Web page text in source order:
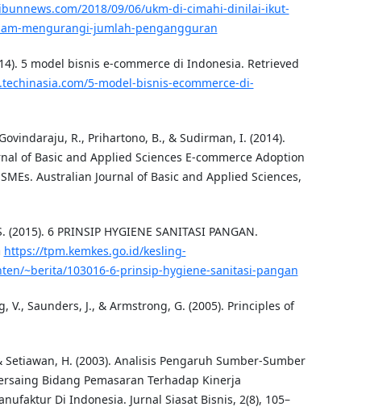
2018/09/06/ukm-di-cimahi-dinilai-ikut-
mengurangi-jumlah-pengangguran
5 model bisnis e-commerce di Indonesia. Retrieved
5-model-bisnis-ecommerce-di-
R., Prihartono, B., & Sudirman, I. (2014).
of Basic and Applied Sciences E-commerce Adoption
Australian Journal of Basic and Applied Sciences,
(2015). 6 PRINSIP HYGIENE SANITASI PANGAN.
https://tpm.kemkes.go.id/kesling-
~berita/103016-6-prinsip-hygiene-sanitasi-pangan
V., Saunders, J., & Armstrong, G. (2005). Principles of
Setiawan, H. (2003). Analisis Pengaruh Sumber-Sumber
Bidang Pemasaran Terhadap Kinerja
Di Indonesia. Jurnal Siasat Bisnis, 2(8), 105–